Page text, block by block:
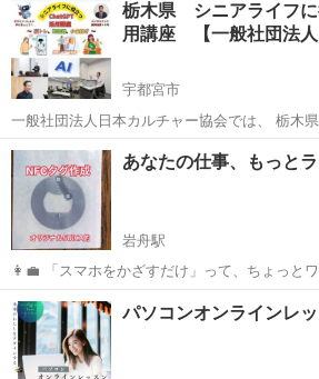
栃木県 シニアライフ
用講座 【一般社団法
宇都宮市
一般社団法人日本カルチャー協会では、 栃木県
座の開催をしております。 その他、下記の様
す。 下記のURLをクリックすると、日程など
でき、 24時間ご予約...
栃木 宇都宮市 その他 オンライン
あなたの仕事、もっと
岩舟駅
👩‍💼 「スマホをかざすだけ」って、ちょっとワ
帯をかざすだけで、あなたの毎日が、もっと
る。 NFCタグの魔法を知っていますか？ ✅ ワンタッチでWi-Fi接
続、...
栃木 栃木市 Windows総合
パソコンオンラインレ